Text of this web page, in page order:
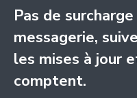
Pas de
messagerie,
les mises à jour
comptent.